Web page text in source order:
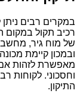
במקרים רבים
רכיב תקול במקום
ובמכון קיימת
מאפשרת לזהות אם
וחסכוני. לקוחות
התיקון.